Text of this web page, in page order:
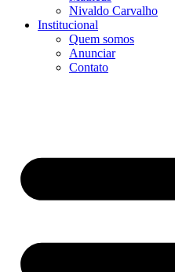
Nivaldo Carvalho
Institucional
Quem somos
Anunciar
Contato